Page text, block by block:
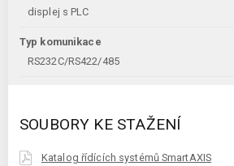
displej s PLC
Typ komunikace
RS232C/RS422/485
SOUBORY KE STAŽENÍ
Katalog řídících systémů SmartAXIS